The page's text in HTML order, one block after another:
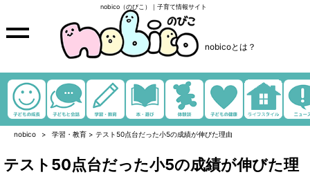
nobico（のびこ）｜子育て情報サイト
nobicoとは？
nobico 学習・教育 > テスト50点台だった小5の成績が伸びた理由
テスト50点台だった小5の成績が伸びた理